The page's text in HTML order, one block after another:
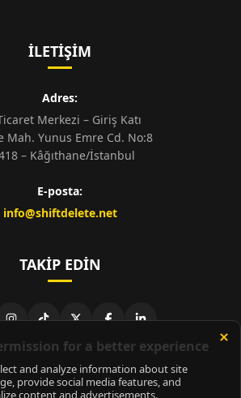
İLETIŞIM
Adres:
Merkezi – Giriş Katı
Mah. Yunus Emre Cd. No:8
– Kâğıthane/İstanbul
E-posta:
info@shiftdelete.net
TAKIP EDIN